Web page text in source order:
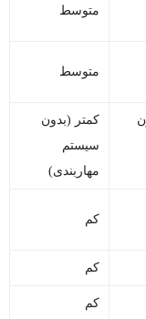
متوسط
متوسط
کمتر (بدون
سیستم
مهاربندی)
کم
کم
کم